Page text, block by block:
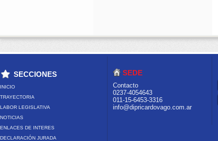
SECCIONES
INICIO
TRAYECTORIA
LABOR LEGISLATIVA
NOTICIAS
ENLACES DE INTERES
DECLARACIÓN JURADA
SEDE
Contacto
0237-4054643
011-15-6453-3316
info@dipricardovago.com.ar